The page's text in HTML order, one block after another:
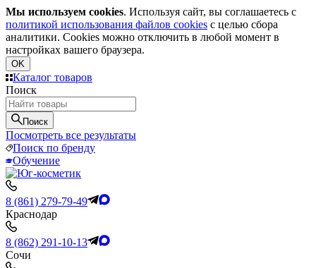
Мы используем cookies. Используя сайт, вы соглашаетесь с
политикой использования файлов cookies с целью сбора
аналитики. Cookies можно отключить в любой момент в
настройках вашего браузера.
OK
Каталог товаров
Поиск
Поиск
Посмотреть все результаты
Поиск по бренду
Обучение
8 (861) 279-79-49
Краснодар
8 (862) 291-10-13
Сочи